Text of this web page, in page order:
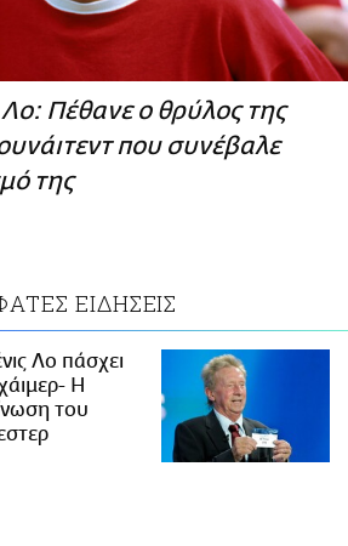
Πέθανε ο θρύλος της
που συνέβαλε
της
ΕΙΔΗΣΕΙΣ
Λο πάσχει
Η
του